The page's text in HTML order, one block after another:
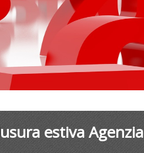
estiva Agenzia